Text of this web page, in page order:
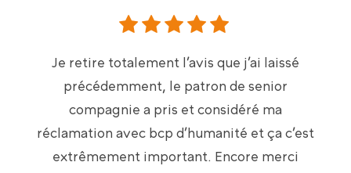
Je retire totalement l’avis que j’ai laissé
précédemment, le patron de senior
compagnie a pris et considéré ma
réclamation avec bcp d’humanité et ça c’est
extrêmement important. Encore merci